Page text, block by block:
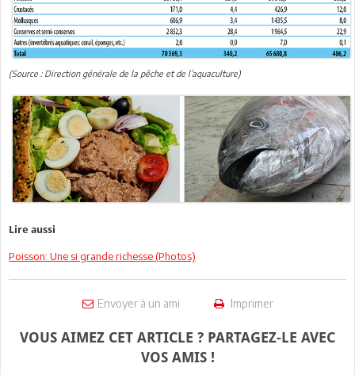
(Source : Direction générale de la pêche et de l’aquaculture)
Lire aussi
Poisson: Une si grande richesse (Photos)
Envoyer à un ami Imprimer
VOUS AIMEZ CET ARTICLE ? PARTAGEZ-LE AVEC
VOS AMIS !